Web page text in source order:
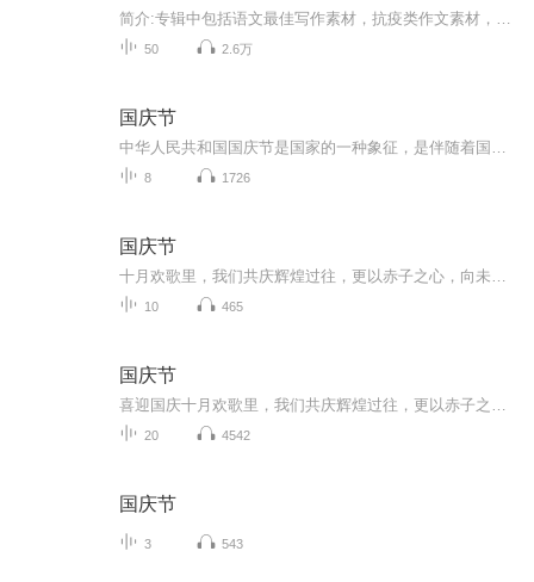
50 2.6万
国庆节
8 1726
国庆节
10 465
国庆节
20 4542
国庆节
3 543